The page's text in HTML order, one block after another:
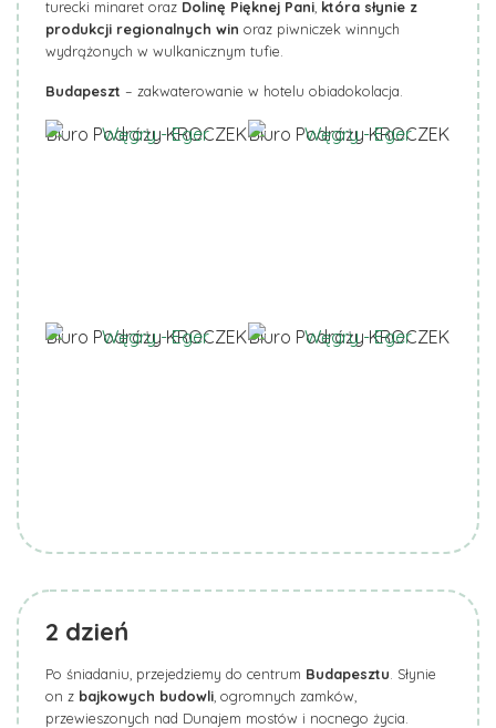
turecki minaret oraz Dolinę Pięknej Pani która słynie z
produkcji regionalnych win oraz piwniczek winnych
wydrążonych w wulkanicznym tufie.
Budapeszt – zakwaterowanie w hotelu obiadokolacja.
Biuro Podróży KROCZEKBiuro Podróży KROCZEK
Biuro Podróży KROCZEKBiuro Podróży KROCZEK
2 dzień
Po śniadaniu, przejedziemy do centrum Budapesztu . Słynie
on z bajkowych budowli , ogromnych zamków,
przewieszonych nad Dunajem mostów i nocnego życia.